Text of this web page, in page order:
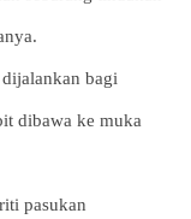
bagi
dibawa ke muka
pasukan